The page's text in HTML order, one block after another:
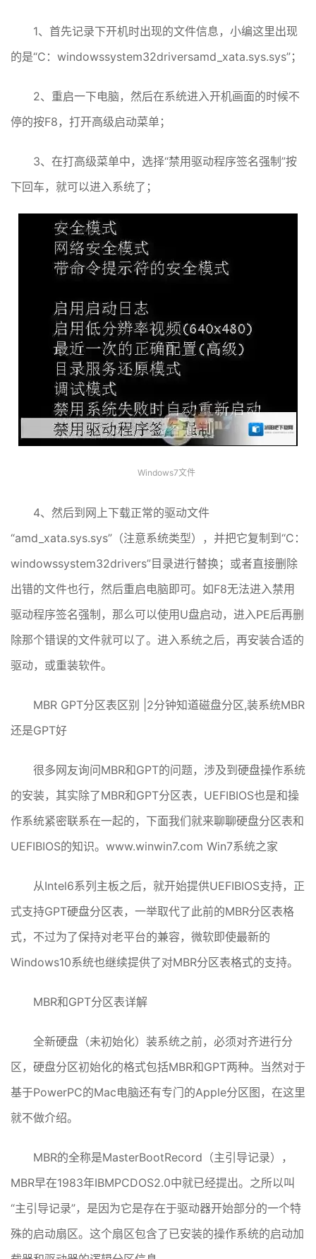
1、首先记录下开机时出现的文件信息，小编这里出现
的是“C：windowssystem32driversamd_xata.sys.sys”；
2、重启一下电脑，然后在系统进入开机画面的时候不
停的按F8，打开高级启动菜单；
3、在打高级菜单中，选择“禁用驱动程序签名强制”按
下回车，就可以进入系统了；
Windows7文件
4、然后到网上下载正常的驱动文件
“amd_xata.sys.sys”（注意系统类型），并把它复制到“C：
windowssystem32drivers”目录进行替换；或者直接删除
出错的文件也行，然后重启电脑即可。如F8无法进入禁用
驱动程序签名强制，那么可以使用U盘启动，进入PE后再删
除那个错误的文件就可以了。进入系统之后，再安装合适的
驱动，或重装软件。
MBR GPT分区表区别 |2分钟知道磁盘分区,装系统MBR
还是GPT好
很多网友询问MBR和GPT的问题，涉及到硬盘操作系统
的安装，其实除了MBR和GPT分区表，UEFIBIOS也是和操
作系统紧密联系在一起的，下面我们就来聊聊硬盘分区表和
UEFIBIOS的知识。www.winwin7.com Win7系统之家
从Intel6系列主板之后，就开始提供UEFIBIOS支持，正
式支持GPT硬盘分区表，一举取代了此前的MBR分区表格
式，不过为了保持对老平台的兼容，微软即使最新的
Windows10系统也继续提供了对MBR分区表格式的支持。
MBR和GPT分区表详解
全新硬盘（未初始化）装系统之前，必须对齐进行分
区，硬盘分区初始化的格式包括MBR和GPT两种。当然对于
基于PowerPC的Mac电脑还有专门的Apple分区图，在这里
就不做介绍。
MBR的全称是MasterBootRecord（主引导记录），
MBR早在1983年IBMPCDOS2.0中就已经提出。之所以叫
“主引导记录”，是因为它是存在于驱动器开始部分的一个特
殊的启动扇区。这个扇区包含了已安装的操作系统的启动加